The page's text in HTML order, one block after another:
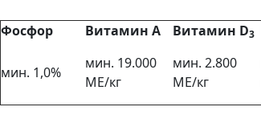
Фосфор Витамин А Витамин D3
мин. 1,0%
мин. 19.000
МЕ/кг
мин. 2.800
МЕ/кг